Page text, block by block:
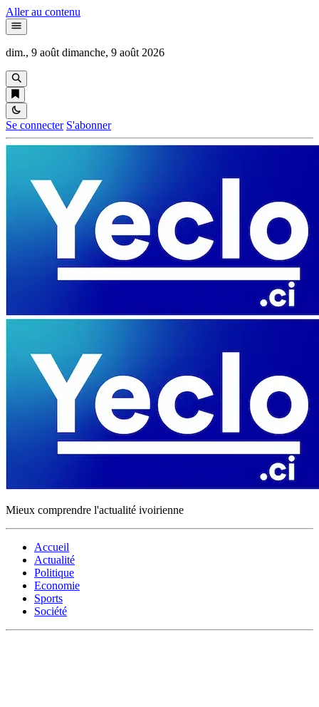
Aller au contenu
dim., 9 août dimanche, 9 août 2026
Se connecter S'abonner
Mieux comprendre l'actualité ivoirienne
Accueil
Actualité
Politique
Economie
Sports
Société